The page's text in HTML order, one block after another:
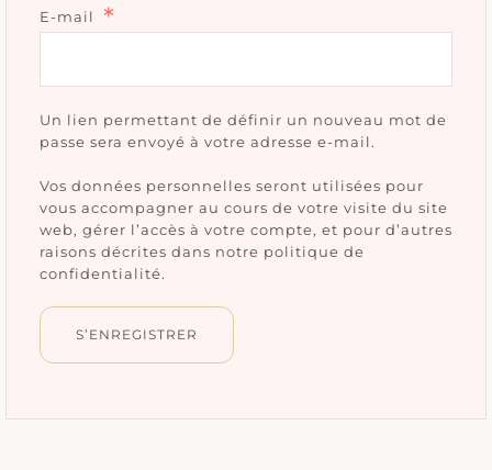
E-mail *
Un lien permettant de définir un nouveau mot de
passe sera envoyé à votre adresse e-mail.
Vos données personnelles seront utilisées pour
vous accompagner au cours de votre visite du site
web, gérer l’accès à votre compte, et pour d’autres
raisons décrites dans notre politique de
confidentialité.
S’ENREGISTRER